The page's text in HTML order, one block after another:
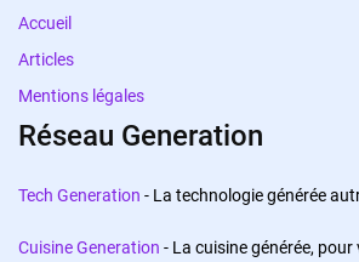
Accueil
Articles
Mentions légales
Réseau Generation
Tech Generation - La technologie générée
Cuisine Generation - La cuisine générée, pour